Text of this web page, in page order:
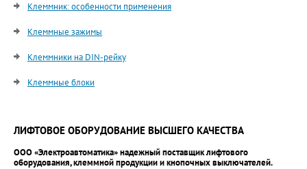
Клеммник: особенности применения
Клеммные зажимы
Клеммники на DIN-рейку
Клеммные блоки
ЛИФТОВОЕ ОБОРУДОВАНИЕ ВЫСШЕГО КАЧЕСТВА
ООО «Электроавтоматика» надежный поставщик лифтового
оборудования, клеммной продукции и кнопочных выключателей.